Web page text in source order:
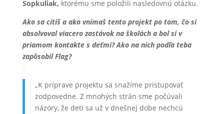
Sopkuliak, ktorému sme položili nasledovnú otázku.
Ako sa cítiš a ako vnímaš tento projekt po tom, čo si
absolvoval viacero zastávok na školách a bol si v
priamom kontakte s deťmi? Ako na nich podľa teba
zapôsobil Flag?
„K príprave projektu sa snažíme pristupovať
zodpovedne. Z mnohých strán sme počúvali
názory, že deti sa už v dnešnej dobe nechcú